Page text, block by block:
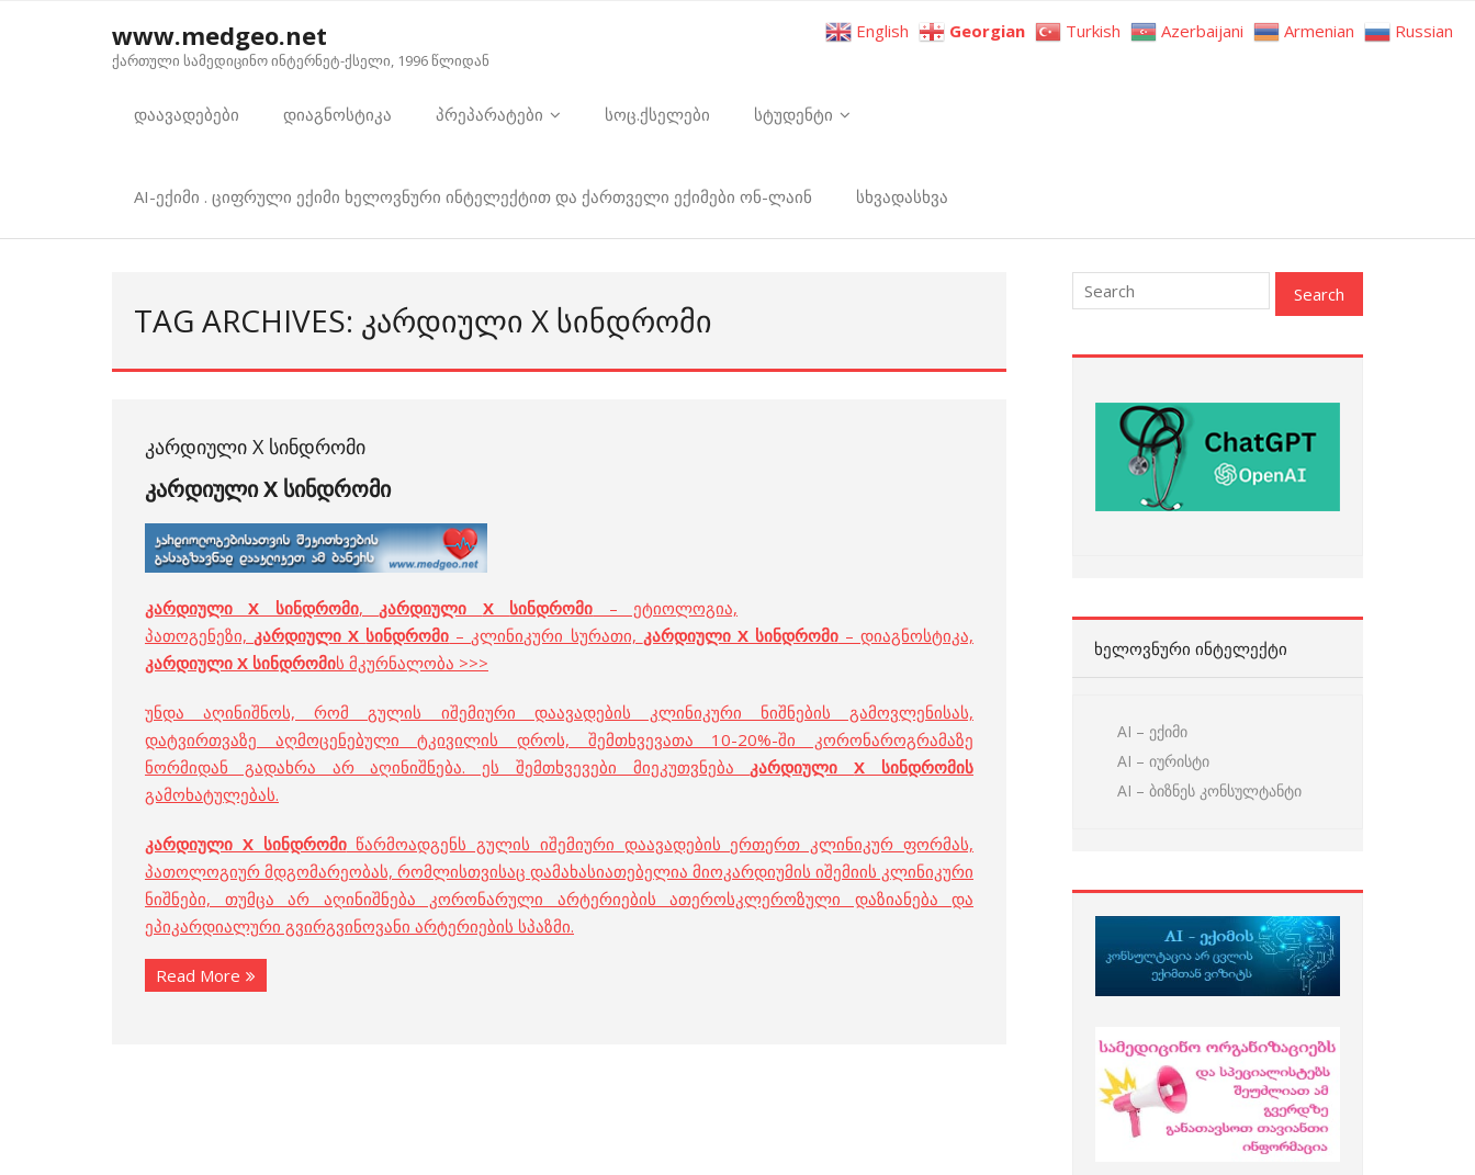
www.medgeo.net
ქართული სამედიცინო ინტერნეტ-ქსელი, 1996 წლიდან
დაავადებები დიაგნოსტიკა პრეპარატები სოც.ქსელები სტუდენტი
AI-ექიმი . ციფრული ექიმი ხელოვნური ინტელექტით და ქართველი ექიმები ონ-ლაინ სხვადასხვა
TAG ARCHIVES: ᲙᲐᲠᲓᲘᲣᲚᲘ X ᲡᲘᲜᲓᲠᲝᲛᲘ
ᲙᲐᲠᲓᲘᲣᲚᲘ X ᲡᲘᲜᲓᲠᲝᲛᲘ
კარდიულიX სინდრომი
კარდიული X სინდრომი, კარდიული X სინდრომი – ეტიოლოგია,
პათოგენეზი, კარდიულიX სინდრომი – კლინიკური სურათი, კარდიული X სინდრომი– დიაგნოსტიკა,
კარდიული X სინდრომის მკურნალობა >>>
უნდა აღინიშნოს, რომ გულის იშემიური დაავადების კლინიკური ნიშნების გამოვლენისას,
დატვირთვაზე აღმოცენებული ტკივილის დროს, შემთხვევათა 10-20%-ში კორონაროგრამაზე
ნორმიდან გადახრა არ აღინიშნება. ეს შემთხვევები მიეკუთვნება კარდიულიX სინდრომის
გამოხატულებას.
კარდიული X სინდრომიწარმოადგენს გულის იშემიური დაავადების ერთერთ კლინიკურ ფორმას,
პათოლოგიურ მდგომარეობას, რომლისთვისაც დამახასიათებელია მიოკარდიუმის იშემიის კლინიკური
ნიშნები, თუმცა არ აღინიშნება კორონარული არტერიების ათეროსკლეროზული დაზიანება და
ეპიკარდიალური გვირგვინოვანი არტერიების სპაზმი.
Read More
ᲮᲔᲚᲝᲕᲜᲣᲠᲘ ᲘᲜᲢᲔᲚᲔᲥᲢᲘ
AI – ექიმი
AI – იურისტი
AI – ბიზნეს კონსულტანტი
English Georgian Turkish Azerbaijani Armenian Russian